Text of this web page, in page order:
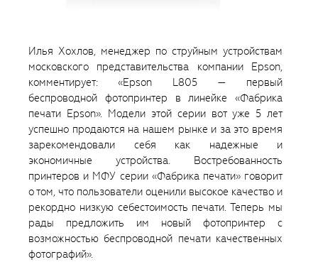
Илья Хохлов, менеджер по струйным устройствам
московского представительства компании Epson,
комментирует: «Epson L805 — первый
беспроводной фотопринтер в линейке «Фабрика
печати Epson». Модели этой серии вот уже 5 лет
успешно продаются на нашем рынке и за это время
зарекомендовали себя как надежные и
экономичные устройства. Востребованность
принтеров и МФУ серии «Фабрика печати» говорит
о том, что пользователи оценили высокое качество и
рекордно низкую себестоимость печати. Теперь мы
рады предложить им новый фотопринтер с
возможностью беспроводной печати качественных
фотографий».